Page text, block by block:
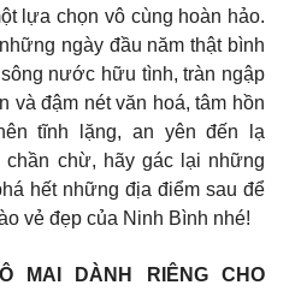
lựa chọn vô cùng hoàn hảo.
ngày đầu năm thật bình
nước hữu tình, tràn ngập
và đậm nét văn hoá, tâm hồn
tĩnh lặng, an yên đến lạ
chừ, hãy gác lại những
hết những địa điểm sau để
vẻ đẹp của Ninh Bình nhé!
MAI DÀNH RIÊNG CHO